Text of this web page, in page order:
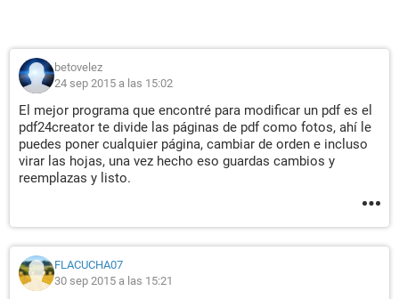
betovelez
24 sep 2015 a las 15:02
El mejor programa que encontré para modificar un pdf es el
pdf24creator te divide las páginas de pdf como fotos, ahí le
puedes poner cualquier página, cambiar de orden e incluso
virar las hojas, una vez hecho eso guardas cambios y
reemplazas y listo.
FLACUCHA07
30 sep 2015 a las 15:21